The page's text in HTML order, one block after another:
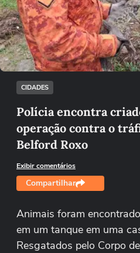
Não foi possível
Tentar
CIDADES
Polícia encontra
operação contra o
Belford Roxo
Exibir comentários
Compartilhar
Animais foram
em um tanque em uma
Resgatados pelo Corpo